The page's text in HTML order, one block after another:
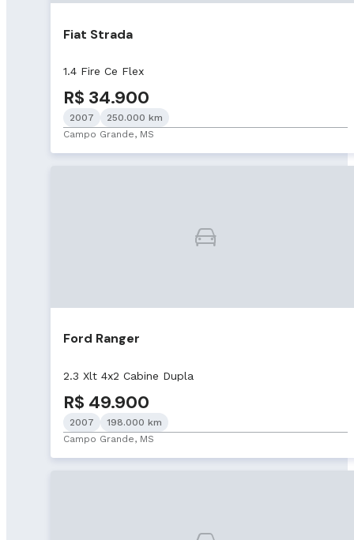
Fiat Strada
1.4 Fire Ce Flex
R$ 34.900
2007
250.000 km
Campo Grande, MS
Ford Ranger
2.3 Xlt 4x2 Cabine Dupla
R$ 49.900
2007
198.000 km
Campo Grande, MS